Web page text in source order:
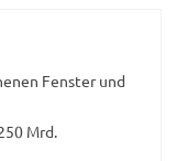
Fenster und
Mrd.